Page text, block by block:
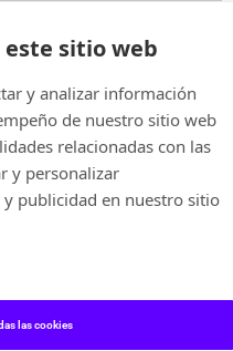
este sitio web
y analizar información
de nuestro sitio web
relacionadas con las
y personalizar
publicidad en nuestro sitio
las cookies